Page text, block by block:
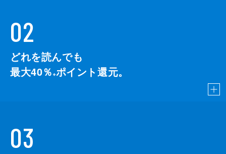
02
どれを読んでも
最大40％ ※ポイント還元。
03